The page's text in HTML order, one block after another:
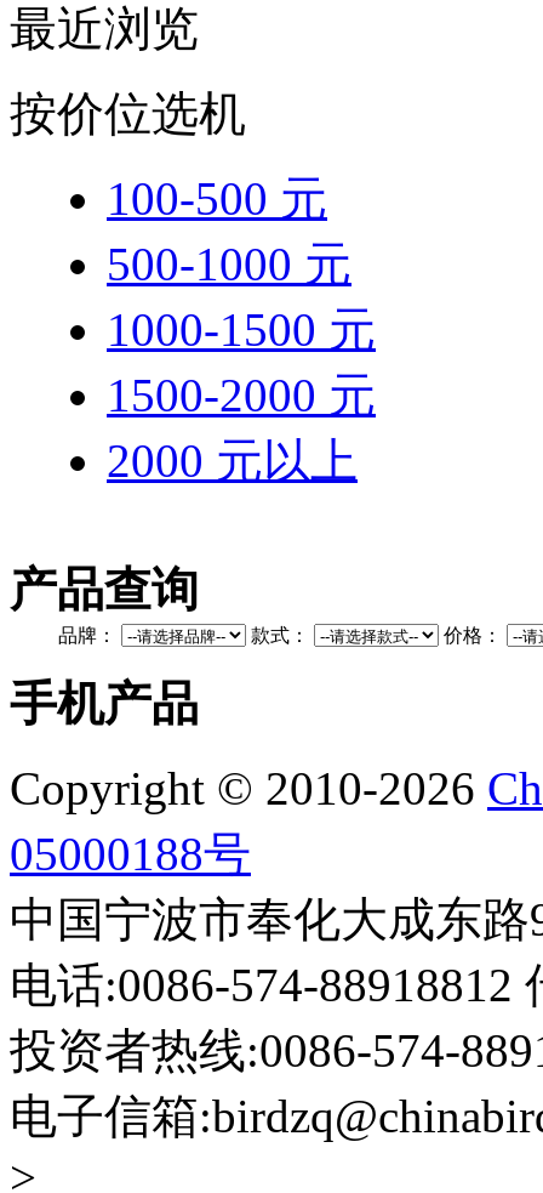
最近浏览
按价位选机
100-500 元
500-1000 元
1000-1500 元
1500-2000 元
2000 元以上
产品查询
品牌： 款式： 价格：
手机产品
Copyright © 2010-2026
05000188号
中国宁波市奉化大成东路
电话:0086-574-88918812
投资者热线:0086-574-
电子信箱
>